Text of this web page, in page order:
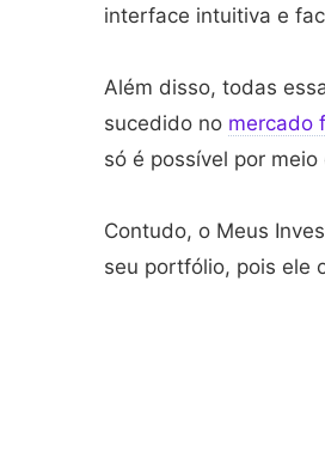
interface intuitiva e
Além disso, todas
sucedido no mercado
só é possível por
Contudo, o Meus
seu portfólio, pois ele